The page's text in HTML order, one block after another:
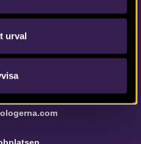
urval
och kontor